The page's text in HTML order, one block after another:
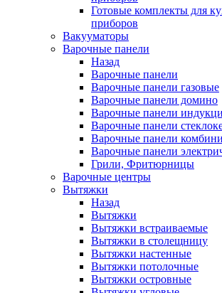
Готовые комплекты для
приборов
Вакууматоры
Варочные панели
Назад
Варочные панели
Варочные панели газовые
Варочные панели домино
Варочные панели
Варочные панели
Варочные панели
Варочные панели
Грили, Фритюрницы
Варочные центры
Вытяжки
Назад
Вытяжки
Вытяжки встраиваемые
Вытяжки в столещницу
Вытяжки настенные
Вытяжки потолочные
Вытяжки островные